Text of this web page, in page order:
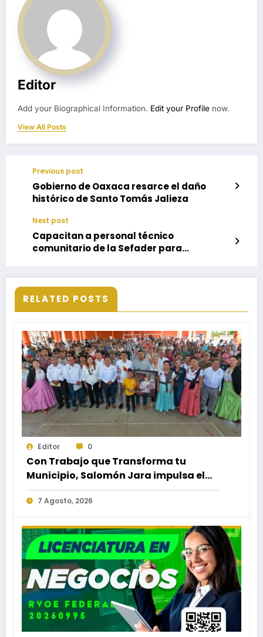
Editor
Add your Biographical Information. Edit your Profile now.
View All Posts
Previous post
Gobierno de Oaxaca resarce el daño
histórico de Santo Tomás Jalieza
Next post
Capacitan a personal técnico
comunitario de la Sefader para
RELATED POSTS
Editor 0
Con Trabajo que Transforma tu
Municipio, Salomón Jara impulsa el
desarrollo de Santiago Minas
7 Agosto, 2026